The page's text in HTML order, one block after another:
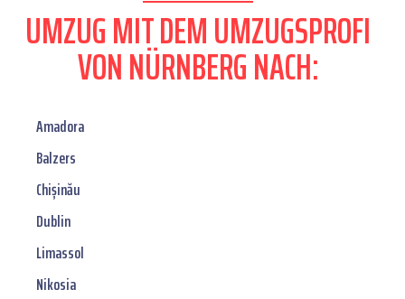
UMZUG MIT DEM UMZUGSPROFI
VON NÜRNBERG NACH:
Amadora
Balzers
Chișinău
Dublin
Limassol
Nikosia